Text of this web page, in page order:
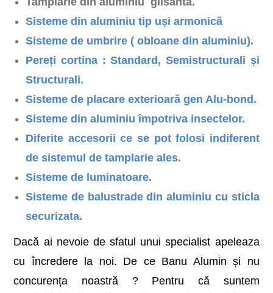
Sisteme din aluminiu tip uși armonică
Sisteme de umbrire ( obloane din aluminiu).
Pereți cortina : Standard, Semistructurali și
Structurali.
Sisteme de placare exterioară gen Alu-bond.
Sisteme din aluminiu împotriva insectelor.
Diferite accesorii ce se pot folosi indiferent
de sistemul de tamplarie ales.
Sisteme de luminatoare.
Sisteme de balustrade din aluminiu cu sticla
securizata.
Dacă ai nevoie de sfatul unui specialist apeleaza
cu încredere la noi. De ce Banu Alumin și nu
concurența noastră ? Pentru că suntem